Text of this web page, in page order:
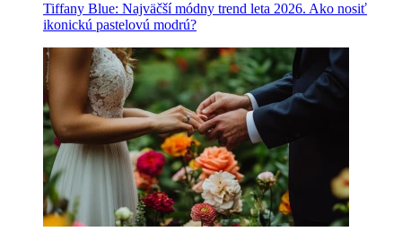
Tiffany Blue: Najväčší módny trend leta 2026. Ako nosiť
ikonickú pastelovú modrú?